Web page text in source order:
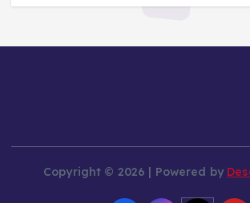
admin
July 10,